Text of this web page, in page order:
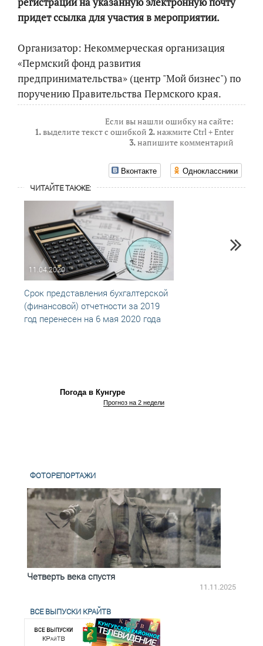
придет ссылка для участия в мероприятии.
Организатор: Некоммерческая организация
«Пермский фонд развития
предпринимательства» (центр "Мой бизнес") по
поручению Правительства Пермского края.
Если вы нашли ошибку на сайте:
1.выделите текст с ошибкой 2.нажмите Ctrl + Enter
3.напишите комментарий
Вконтакте Одноклассники
ЧИТАЙТЕ ТАКЖЕ:
11.04.2020
Срок представления бухгалтерской
(финансовой) отчетности за 2019
год перенесен на 6 мая 2020 года
Погода в Кунгуре
Прогноз на 2 недели
ФОТОРЕПОРТАЖИ
Четверть века спустя
11.11.2025
ВСЕ ВЫПУСКИ КРАЙТВ